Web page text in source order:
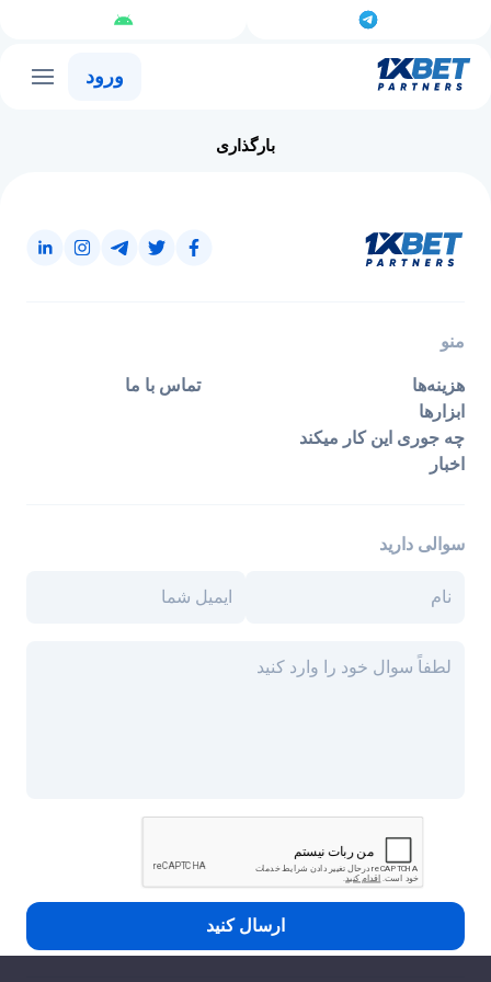
ورود
بارگذاری
منو
هزینه‌ها
ابزارها
چه جوری این کار میکند
اخبار
تماس با ما
سوالی دارید
ارسال کنید